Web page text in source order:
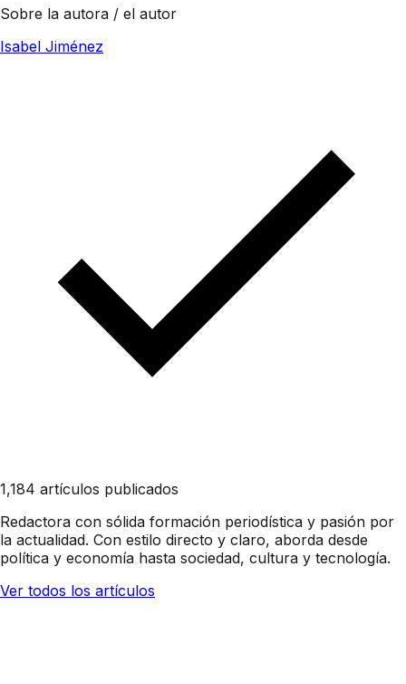
Sobre la autora / el autor
Isabel Jiménez
1,184 artículos publicados
Redactora con sólida formación periodística y pasión por
la actualidad. Con estilo directo y claro, aborda desde
política y economía hasta sociedad, cultura y tecnología.
Ver todos los artículos